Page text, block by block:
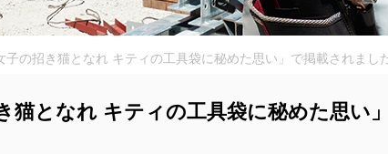
子の招き猫となれ キティの工具袋に秘めた思い」で掲載されまし
猫となれ キティの工具袋に秘めた思い